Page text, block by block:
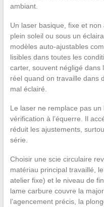
ambiant.
Un laser basique, fixe et
plein soleil ou sous un
modèles auto-ajustables
lisibles dans toutes les
carter, souvent négligé
réel quand on travaille dans
mal éclairé.
Le laser ne remplace pas
vérification à l’équerre. Il
réduit les ajustements,
série.
Choisir une scie circulaire
matériau principal travaillé,
atelier fixe) et le niveau de
lame carbure couvre la
l’agencement précis, la